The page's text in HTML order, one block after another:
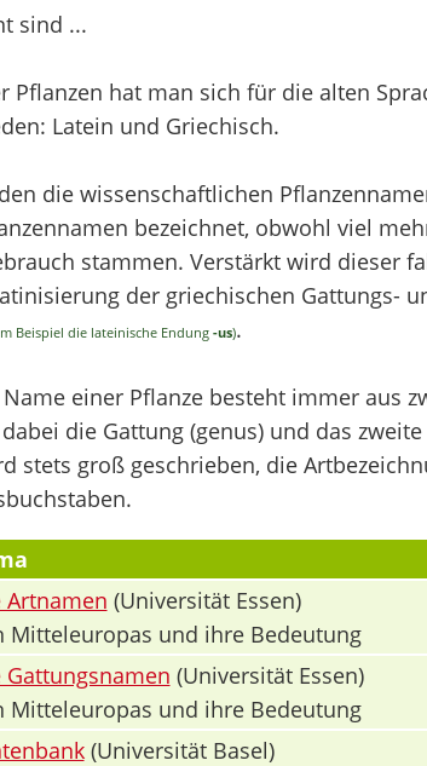
sind ...
Pflanzen hat man sich für die alten
Latein und Griechisch.
die wissenschaftlichen
bezeichnet, obwohl viel
stammen. Verstärkt wird dieser
der griechischen Gattungs-
Beispiel die lateinische Endung -us).
einer Pflanze besteht immer aus
die Gattung (genus) und das
stets groß geschrieben, die
Artnamen (Universität Essen)
Mitteleuropas und ihre Bedeutung
(Universität Essen)
Mitteleuropas und ihre Bedeutung
(Universität Basel)